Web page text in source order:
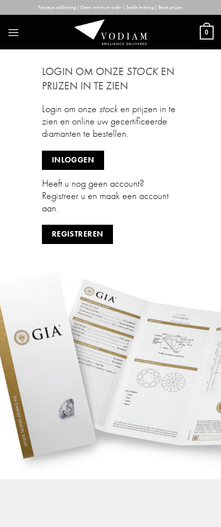
to
content
Precieze calibrering | Geen minimum order | Snelle levering | Beste prijzen
0
LOGIN OM ONZE STOCKEN
PRIJZEN IN TE ZIEN
Login om onze stock en prijzen in te
zien en online uw gecertificeerde
diamanten te bestellen.
INLOGGEN
Heeft u nog geen account?
Registreer u en maak een account
aan.
REGISTREREN